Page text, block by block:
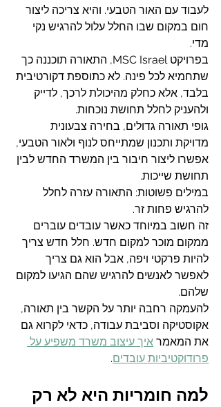
לעבוד עם האור הטבעי. והיא צריכה ליצור
חום במקום שבו החלל עלול להרגיש נקי
מדי.
בפרויקט MSC Israel, התאורה תוכננה כך
שתחמיא לכל פינה. לא כתוספת דקורטיבית
בלבד, אלא כחלק מהיכולת לרכך, לדייק
ולהעניק לחלל תחושת נוכחות.
גופי תאורה גדולים, בחירה צבעונית
מדויקת ותכנון שמתייחס לנוף ולאור הטבעי,
אפשרו ליצור חיבור בין המשרד החדש לבין
תחושת שייכות.
במילים פשוטות: התאורה עזרה לחלל
להרגיש פחות זר.
זה חשוב במיוחד כאשר עובדים עוברים
ממקום מוכר למקום חדש. חלל חדש צריך
להיות פרקטי ויפה, אבל הוא גם צריך
לאפשר לאנשים להרגיש שהם הגיעו למקום
שלהם.
להעמקה רחבה יותר על הקשר בין תאורה,
אקוסטיקה וסביבת עבודה, כדאי לקרוא גם
את המאמר איך עיצוב משרד משפיע על
פרודוקטיביות עובדים.
למה חומריות היא לא רק